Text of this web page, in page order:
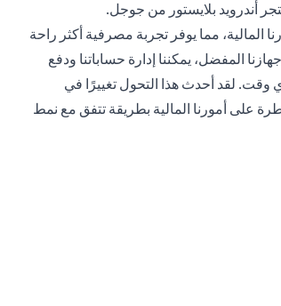
أندرويد بلايستور من جوجل.
المالية، مما يوفر تجربة مصرفية أكثر راحة
المفضل، يمكننا إدارة حساباتنا ودفع
وقت. لقد أحدث هذا التحول تغييرًا في
على أمورنا المالية بطريقة تتفق مع نمط